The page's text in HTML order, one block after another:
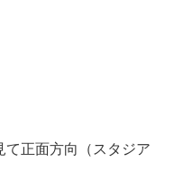
て正面方向（スタジア